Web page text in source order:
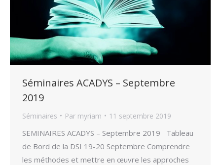
Séminaires ACADYS – Septembre
2019
Séminaires Par myriam 11 septembre 2019
SEMINAIRES ACADYS – Septembre 2019 Tableau
de Bord de la DSI 19-20 Septembre Comprendre
les méthodes et mettre en œuvre les approches